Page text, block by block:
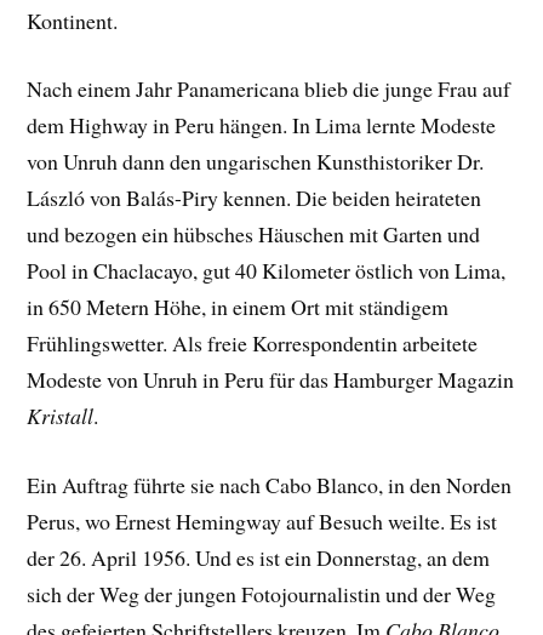
Kontinent.
Nach einem Jahr Panamericana blieb die junge Frau auf
dem Highway in Peru hängen. In Lima lernte Modeste
von Unruh dann den ungarischen Kunsthistoriker Dr.
László von Balás-Piry kennen. Die beiden heirateten
und bezogen ein hübsches Häuschen mit Garten und
Pool in Chaclacayo, gut 40 Kilometer östlich von Lima,
in 650 Metern Höhe, in einem Ort mit ständigem
Frühlingswetter. Als freie Korrespondentin arbeitete
Modeste von Unruh in Peru für das Hamburger Magazin
Kristall.
Ein Auftrag führte sie nach Cabo Blanco, in den Norden
Perus, wo Ernest Hemingway auf Besuch weilte. Es ist
der 26. April 1956. Und es ist ein Donnerstag, an dem
sich der Weg der jungen Fotojournalistin und der Weg